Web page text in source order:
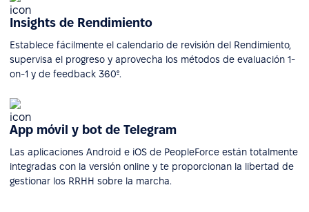
Insights de Rendimiento
Establece fácilmente el calendario de revisión del Rendimiento,
supervisa el progreso y aprovecha los métodos de evaluación 1-
on-1 y de feedback 360º.
App móvil y bot de Telegram
Las aplicaciones Android e iOS de PeopleForce están totalmente
integradas con la versión online y te proporcionan la libertad de
gestionar los RRHH sobre la marcha.